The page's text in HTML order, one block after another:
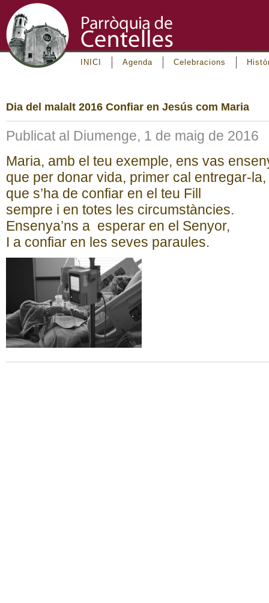
INICI Agenda Celebracions
Dia del malalt 2016 Confiar en Jesús com Maria
Publicat al Diumenge, 1 de maig de 2016
Maria, amb el teu exemple, ens vas
que per donar vida, primer cal entregar-la,
que s’ha de confiar en el teu Fill
sempre i en totes les circumstàncies.
Ensenya’ns a esperar en el Senyor,
I a confiar en les seves paraules.